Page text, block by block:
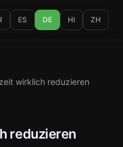
ES DE HI ZH
wirklich reduzieren
reduzieren